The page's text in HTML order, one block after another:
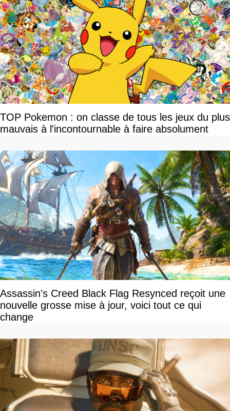
TOP Pokemon : on classe de tous les jeux du plus
mauvais à l'incontournable à faire absolument
Assassin's Creed Black Flag Resynced reçoit une
nouvelle grosse mise à jour, voici tout ce qui
change